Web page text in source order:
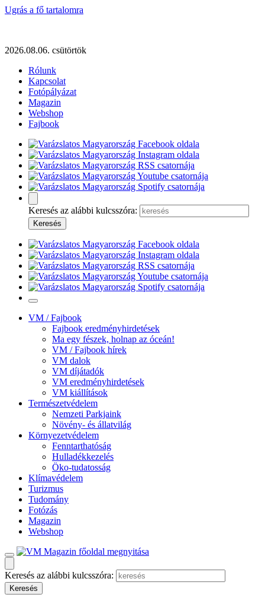
Ugrás a fő tartalomra
2026.08.06. csütörtök
Rólunk
Kapcsolat
Fotópályázat
Magazin
Webshop
Fajbook
Keresés az alábbi kulcsszóra:
VM / Fajbook
Fajbook eredményhirdetések
Ma egy fészek, holnap az óceán!
VM / Fajbook hírek
VM dalok
VM díjátadók
VM eredményhirdetések
VM kiállítások
Természetvédelem
Nemzeti Parkjaink
Növény- és állatvilág
Környezetvédelem
Fenntarthatóság
Hulladékkezelés
Öko-tudatosság
Klímavédelem
Turizmus
Tudomány
Fotózás
Magazin
Webshop
Keresés az alábbi kulcsszóra: